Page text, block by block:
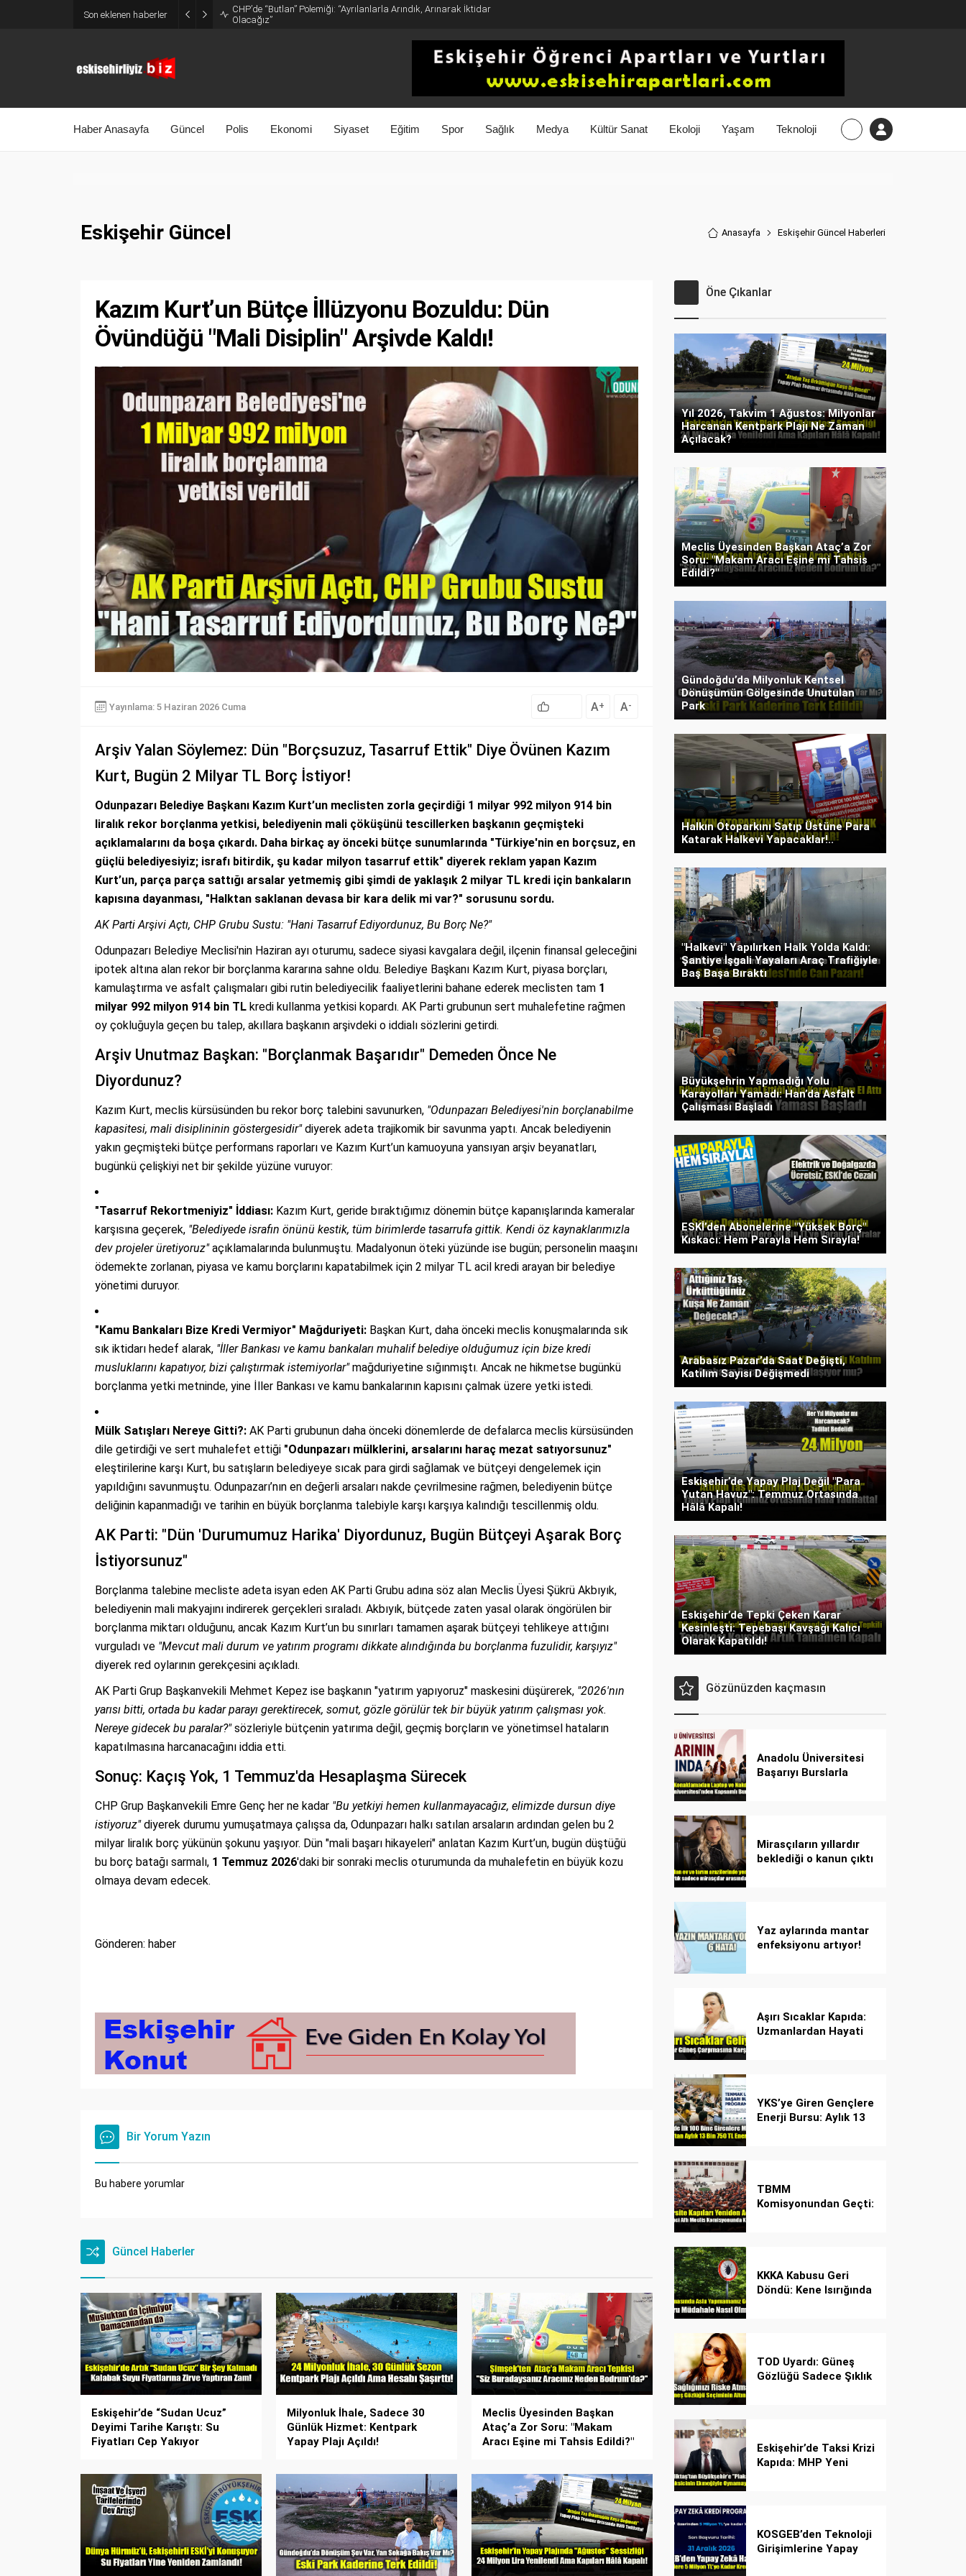
Son eklenen haberler
CHP’de “Butlan” Polemiği: “Ayrılanlarla Arındık, Arınarak İktidar
Olacağız”
Haber Anasayfa Güncel Polis Ekonomi Siyaset Eğitim Spor Sağlık Medya Kültür Sanat Ekoloji Yaşam Teknoloji
Eskişehir Güncel Anasayfa Eskişehir Güncel Haberleri
Kazım Kurt’un Bütçe İllüzyonu Bozuldu: Dün
Övündüğü "Mali Disiplin" Arşivde Kaldı!
Yayınlama: 5 Haziran 2026 Cuma A+ A-
Arşiv Yalan Söylemez: Dün "Borçsuzuz, Tasarruf Ettik" Diye Övünen Kazım
Kurt, Bugün 2 Milyar TL Borç İstiyor!
Odunpazarı Belediye Başkanı Kazım Kurt’un meclisten zorla geçirdiği 1 milyar 992 milyon 914 bin
liralık rekor borçlanma yetkisi, belediyenin mali çöküşünü tescillerken başkanın geçmişteki
açıklamalarını da boşa çıkardı. Daha birkaç ay önceki bütçe sunumlarında "Türkiye'nin en borçsuz, en
güçlü belediyesiyiz; israfı bitirdik, şu kadar milyon tasarruf ettik" diyerek reklam yapan Kazım
Kurt’un, parça parça sattığı arsalar yetmemiş gibi şimdi de yaklaşık 2 milyar TL kredi için bankaların
kapısına dayanması, "Halktan saklanan devasa bir kara delik mi var?" sorusunu sordu.
AK Parti Arşivi Açtı, CHP Grubu Sustu: "Hani Tasarruf Ediyordunuz, Bu Borç Ne?"
Odunpazarı Belediye Meclisi'nin Haziran ayı oturumu, sadece siyasi kavgalara değil, ilçenin finansal geleceğini
ipotek altına alan rekor bir borçlanma kararına sahne oldu. Belediye Başkanı Kazım Kurt, piyasa borçları,
kamulaştırma ve asfalt çalışmaları gibi rutin belediyecilik faaliyetlerini bahane ederek meclisten tam 1
milyar 992 milyon 914 bin TL kredi kullanma yetkisi kopardı. AK Parti grubunun sert muhalefetine rağmen
oy çokluğuyla geçen bu talep, akıllara başkanın arşivdeki o iddialı sözlerini getirdi.
Arşiv Unutmaz Başkan: "Borçlanmak Başarıdır" Demeden Önce Ne
Diyordunuz?
Kazım Kurt, meclis kürsüsünden bu rekor borç talebini savunurken, "Odunpazarı Belediyesi'nin borçlanabilme
kapasitesi, mali disiplininin göstergesidir"diyerek adeta trajikomik bir savunma yaptı. Ancak belediyenin
yakın geçmişteki bütçe performans raporları ve Kazım Kurt’un kamuoyuna yansıyan arşiv beyanatları,
bugünkü çelişkiyi net bir şekilde yüzüne vuruyor:
"Tasarruf Rekortmeniyiz" İddiası: Kazım Kurt, geride bıraktığımız dönemin bütçe kapanışlarında kameralar
karşısına geçerek, "Belediyede israfın önünü kestik, tüm birimlerde tasarrufa gittik. Kendi öz kaynaklarımızla
dev projeler üretiyoruz"açıklamalarında bulunmuştu. Madalyonun öteki yüzünde ise bugün; personelin maaşını
ödemekte zorlanan, piyasa ve kamu borçlarını kapatabilmek için 2 milyar TL acil kredi arayan bir belediye
yönetimi duruyor.
"Kamu Bankaları Bize Kredi Vermiyor" Mağduriyeti: Başkan Kurt, daha önceki meclis konuşmalarında sık
sık iktidarı hedef alarak, "İller Bankası ve kamu bankaları muhalif belediye olduğumuz için bize kredi
musluklarını kapatıyor, bizi çalıştırmak istemiyorlar"mağduriyetine sığınmıştı. Ancak ne hikmetse bugünkü
borçlanma yetki metninde, yine İller Bankası ve kamu bankalarının kapısını çalmak üzere yetki istedi.
Mülk Satışları Nereye Gitti?: AK Parti grubunun daha önceki dönemlerde de defalarca meclis kürsüsünden
dile getirdiği ve sert muhalefet ettiği "Odunpazarı mülklerini, arsalarını haraç mezat satıyorsunuz"
eleştirilerine karşı Kurt, bu satışların belediyeye sıcak para girdi sağlamak ve bütçeyi dengelemek için
yapıldığını savunmuştu. Odunpazarı’nın en değerli arsaları nakde çevrilmesine rağmen, belediyenin bütçe
deliğinin kapanmadığı ve tarihin en büyük borçlanma talebiyle karşı karşıya kalındığı tescillenmiş oldu.
AK Parti: "Dün 'Durumumuz Harika' Diyordunuz, Bugün Bütçeyi Aşarak Borç
İstiyorsunuz"
Borçlanma talebine mecliste adeta isyan eden AK Parti Grubu adına söz alan Meclis Üyesi Şükrü Akbıyık,
belediyenin mali makyajını indirerek gerçekleri sıraladı. Akbıyık, bütçede zaten yasal olarak öngörülen bir
borçlanma miktarı olduğunu, ancak Kazım Kurt’un bu sınırları tamamen aşarak bütçeyi tehlikeye attığını
vurguladı ve "Mevcut mali durum ve yatırım programı dikkate alındığında bu borçlanma fuzulidir, karşıyız"
diyerek red oylarının gerekçesini açıkladı.
AK Parti Grup Başkanvekili Mehmet Kepez ise başkanın "yatırım yapıyoruz" maskesini düşürerek, "2026'nın
yarısı bitti, ortada bu kadar parayı gerektirecek, somut, gözle görülür tek bir büyük yatırım çalışması yok.
Nereye gidecek bu paralar?"sözleriyle bütçenin yatırıma değil, geçmiş borçların ve yönetimsel hataların
kapatılmasına harcanacağını iddia etti.
Sonuç: Kaçış Yok, 1 Temmuz'da Hesaplaşma Sürecek
CHP Grup Başkanvekili Emre Genç her ne kadar "Bu yetkiyi hemen kullanmayacağız, elimizde dursun diye
istiyoruz"diyerek durumu yumuşatmaya çalışsa da, Odunpazarı halkı satılan arsaların ardından gelen bu 2
milyar liralık borç yükünün şokunu yaşıyor. Dün "mali başarı hikayeleri" anlatan Kazım Kurt’un, bugün düştüğü
bu borç batağı sarmalı, 1 Temmuz 2026'daki bir sonraki meclis oturumunda da muhalefetin en büyük kozu
olmaya devam edecek.
Gönderen: haber
Bir Yorum Yazın
Bu habere yorumlar
Güncel Haberler
Eskişehir’de “Sudan Ucuz”
Deyimi Tarihe Karıştı: Su
Fiyatları Cep Yakıyor
Milyonluk İhale, Sadece 30
Günlük Hizmet: Kentpark
Yapay Plajı Açıldı!
Meclis Üyesinden Başkan
Ataç’a Zor Soru: "Makam
Aracı Eşine mi Tahsis Edildi?"
Öne Çıkanlar
Yıl 2026, Takvim 1 Ağustos: Milyonlar
Harcanan Kentpark Plajı Ne Zaman
Açılacak?
Meclis Üyesinden Başkan Ataç’a Zor
Soru: "Makam Aracı Eşine mi Tahsis
Edildi?"
Gündoğdu’da Milyonluk Kentsel
Dönüşümün Gölgesinde Unutulan
Park
Halkın Otoparkını Satıp Üstüne Para
Katarak Halkevi Yapacaklar!..
"Halkevi" Yapılırken Halk Yolda Kaldı:
Şantiye İşgali Yayaları Araç Trafiğiyle
Baş Başa Bıraktı
Büyükşehrin Yapmadığı Yolu
Karayolları Yamadı: Han’da Asfalt
Çalışması Başladı
ESKİ’den Abonelerine "Yüksek Borç"
Kıskacı: Hem Parayla Hem Sırayla!
Arabasız Pazar’da Saat Değişti,
Katılım Sayısı Değişmedi
Eskişehir’de Yapay Plaj Değil "Para
Yutan Havuz": Temmuz Ortasında
Hâlâ Kapalı!
Eskişehir’de Tepki Çeken Karar
Kesinleşti: Tepebaşı Kavşağı Kalıcı
Olarak Kapatıldı!
Gözünüzden kaçmasın
Anadolu Üniversitesi
Başarıyı Burslarla
Mirasçıların yıllardır
beklediği o kanun çıktı
Yaz aylarında mantar
enfeksiyonu artıyor!
Aşırı Sıcaklar Kapıda:
Uzmanlardan Hayati
YKS’ye Giren Gençlere
Enerji Bursu: Aylık 13
TBMM
Komisyonundan Geçti:
KKKA Kabusu Geri
Döndü: Kene Isırığında
TOD Uyardı: Güneş
Gözlüğü Sadece Şıklık
Eskişehir’de Taksi Krizi
Kapıda: MHP Yeni
KOSGEB’den Teknoloji
Girişimlerine Yapay